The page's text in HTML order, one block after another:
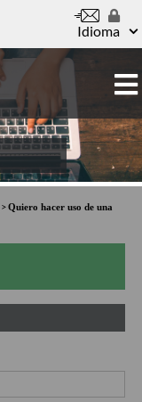
Idioma
Quiero hacer uso de una